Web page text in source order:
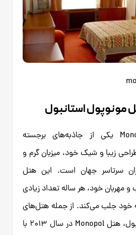
مونوپول استانبول
هتل Monopol Istanbul یکی از جاذبه‌های برجسته
زیبا و شیک خود، میزبان گرم و
سرتاسر جهان است. این هتل
مهربان خود، هر ساله تعداد زیادی
خود جلب می‌کند. از جمله هتل‌های
با تاریخ قدیمی استانبول، هتل Monopol در سال ۲۰۱۳ با